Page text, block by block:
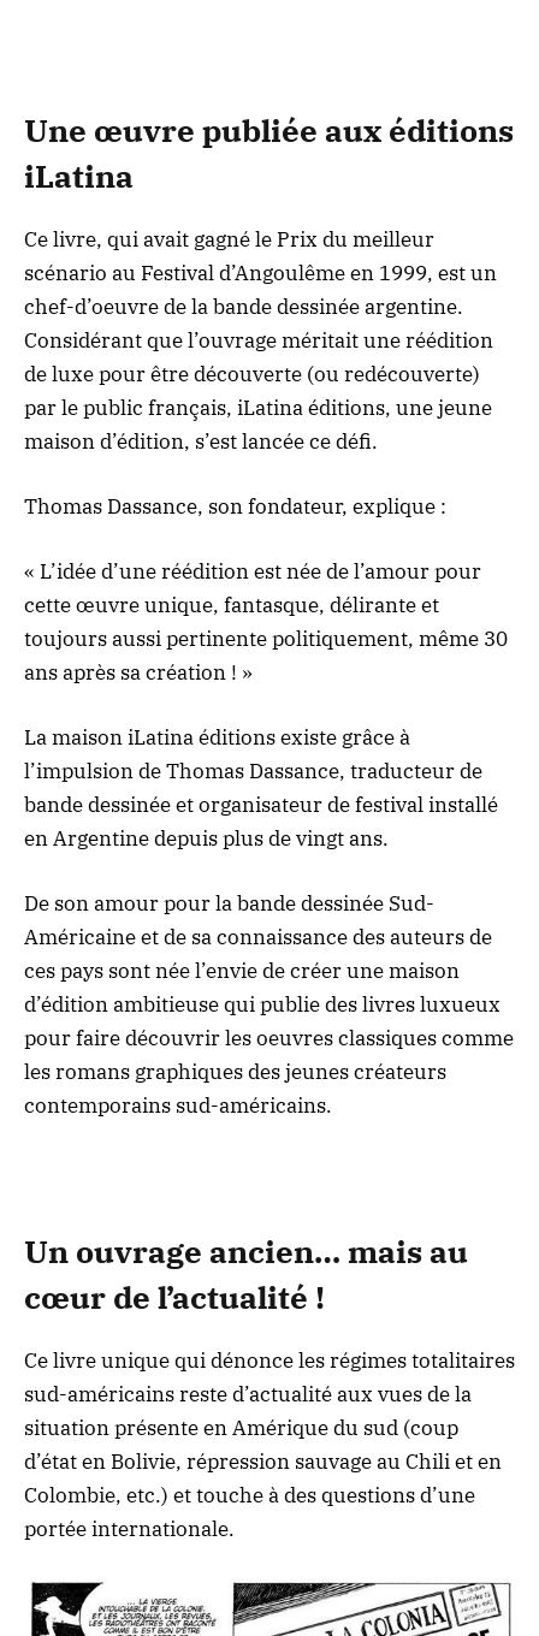
Une œuvre publiée aux éditions
iLatina
Ce livre, qui avait gagné le Prix du meilleur
scénario au Festival d’Angoulême en 1999, est un
chef-d’oeuvre de la bande dessinée argentine.
Considérant que l’ouvrage méritait une réédition
de luxe pour être découverte (ou redécouverte)
par le public français, iLatina éditions, une jeune
maison d’édition, s’est lancée ce défi.
Thomas Dassance, son fondateur, explique :
« L’idée d’une réédition est née de l’amour pour
cette œuvre unique, fantasque, délirante et
toujours aussi pertinente politiquement, même 30
ans après sa création ! »
La maison iLatina éditions existe grâce à
l’impulsion de Thomas Dassance, traducteur de
bande dessinée et organisateur de festival installé
en Argentine depuis plus de vingt ans.
De son amour pour la bande dessinée Sud-
Américaine et de sa connaissance des auteurs de
ces pays sont née l’envie de créer une maison
d’édition ambitieuse qui publie des livres luxueux
pour faire découvrir les oeuvres classiques comme
les romans graphiques des jeunes créateurs
contemporains sud-américains.
Un ouvrage ancien… mais au
cœur de l’actualité !
Ce livre unique qui dénonce les régimes totalitaires
sud-américains reste d’actualité aux vues de la
situation présente en Amérique du sud (coup
d’état en Bolivie, répression sauvage au Chili et en
Colombie, etc.) et touche à des questions d’une
portée internationale.